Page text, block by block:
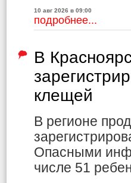
10 авг 2026 в 09:00
подробнее...
В
клещей
В регионе
Опасными
числе 51